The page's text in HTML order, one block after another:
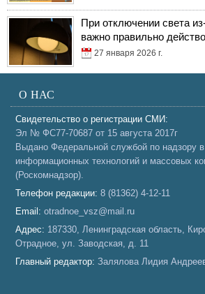
При отключении света
важно правильно
27 января 2026 г.
О НАС
Свидетельство о регистрации СМИ:
Эл № ФС77-70687 от 15 августа 2017г
Выдано Федеральной службой по надзору
информационных технологий и массовых
(Роскомнадзор).
Телефон редакции: 8 (81362) 4-12-11
Email: otradnoe_vsz@mail.ru
Адрес: 187330, Ленинградская область,
Отрадное, ул. Заводская, д. 11
Главный редактор: Залялова Лидия